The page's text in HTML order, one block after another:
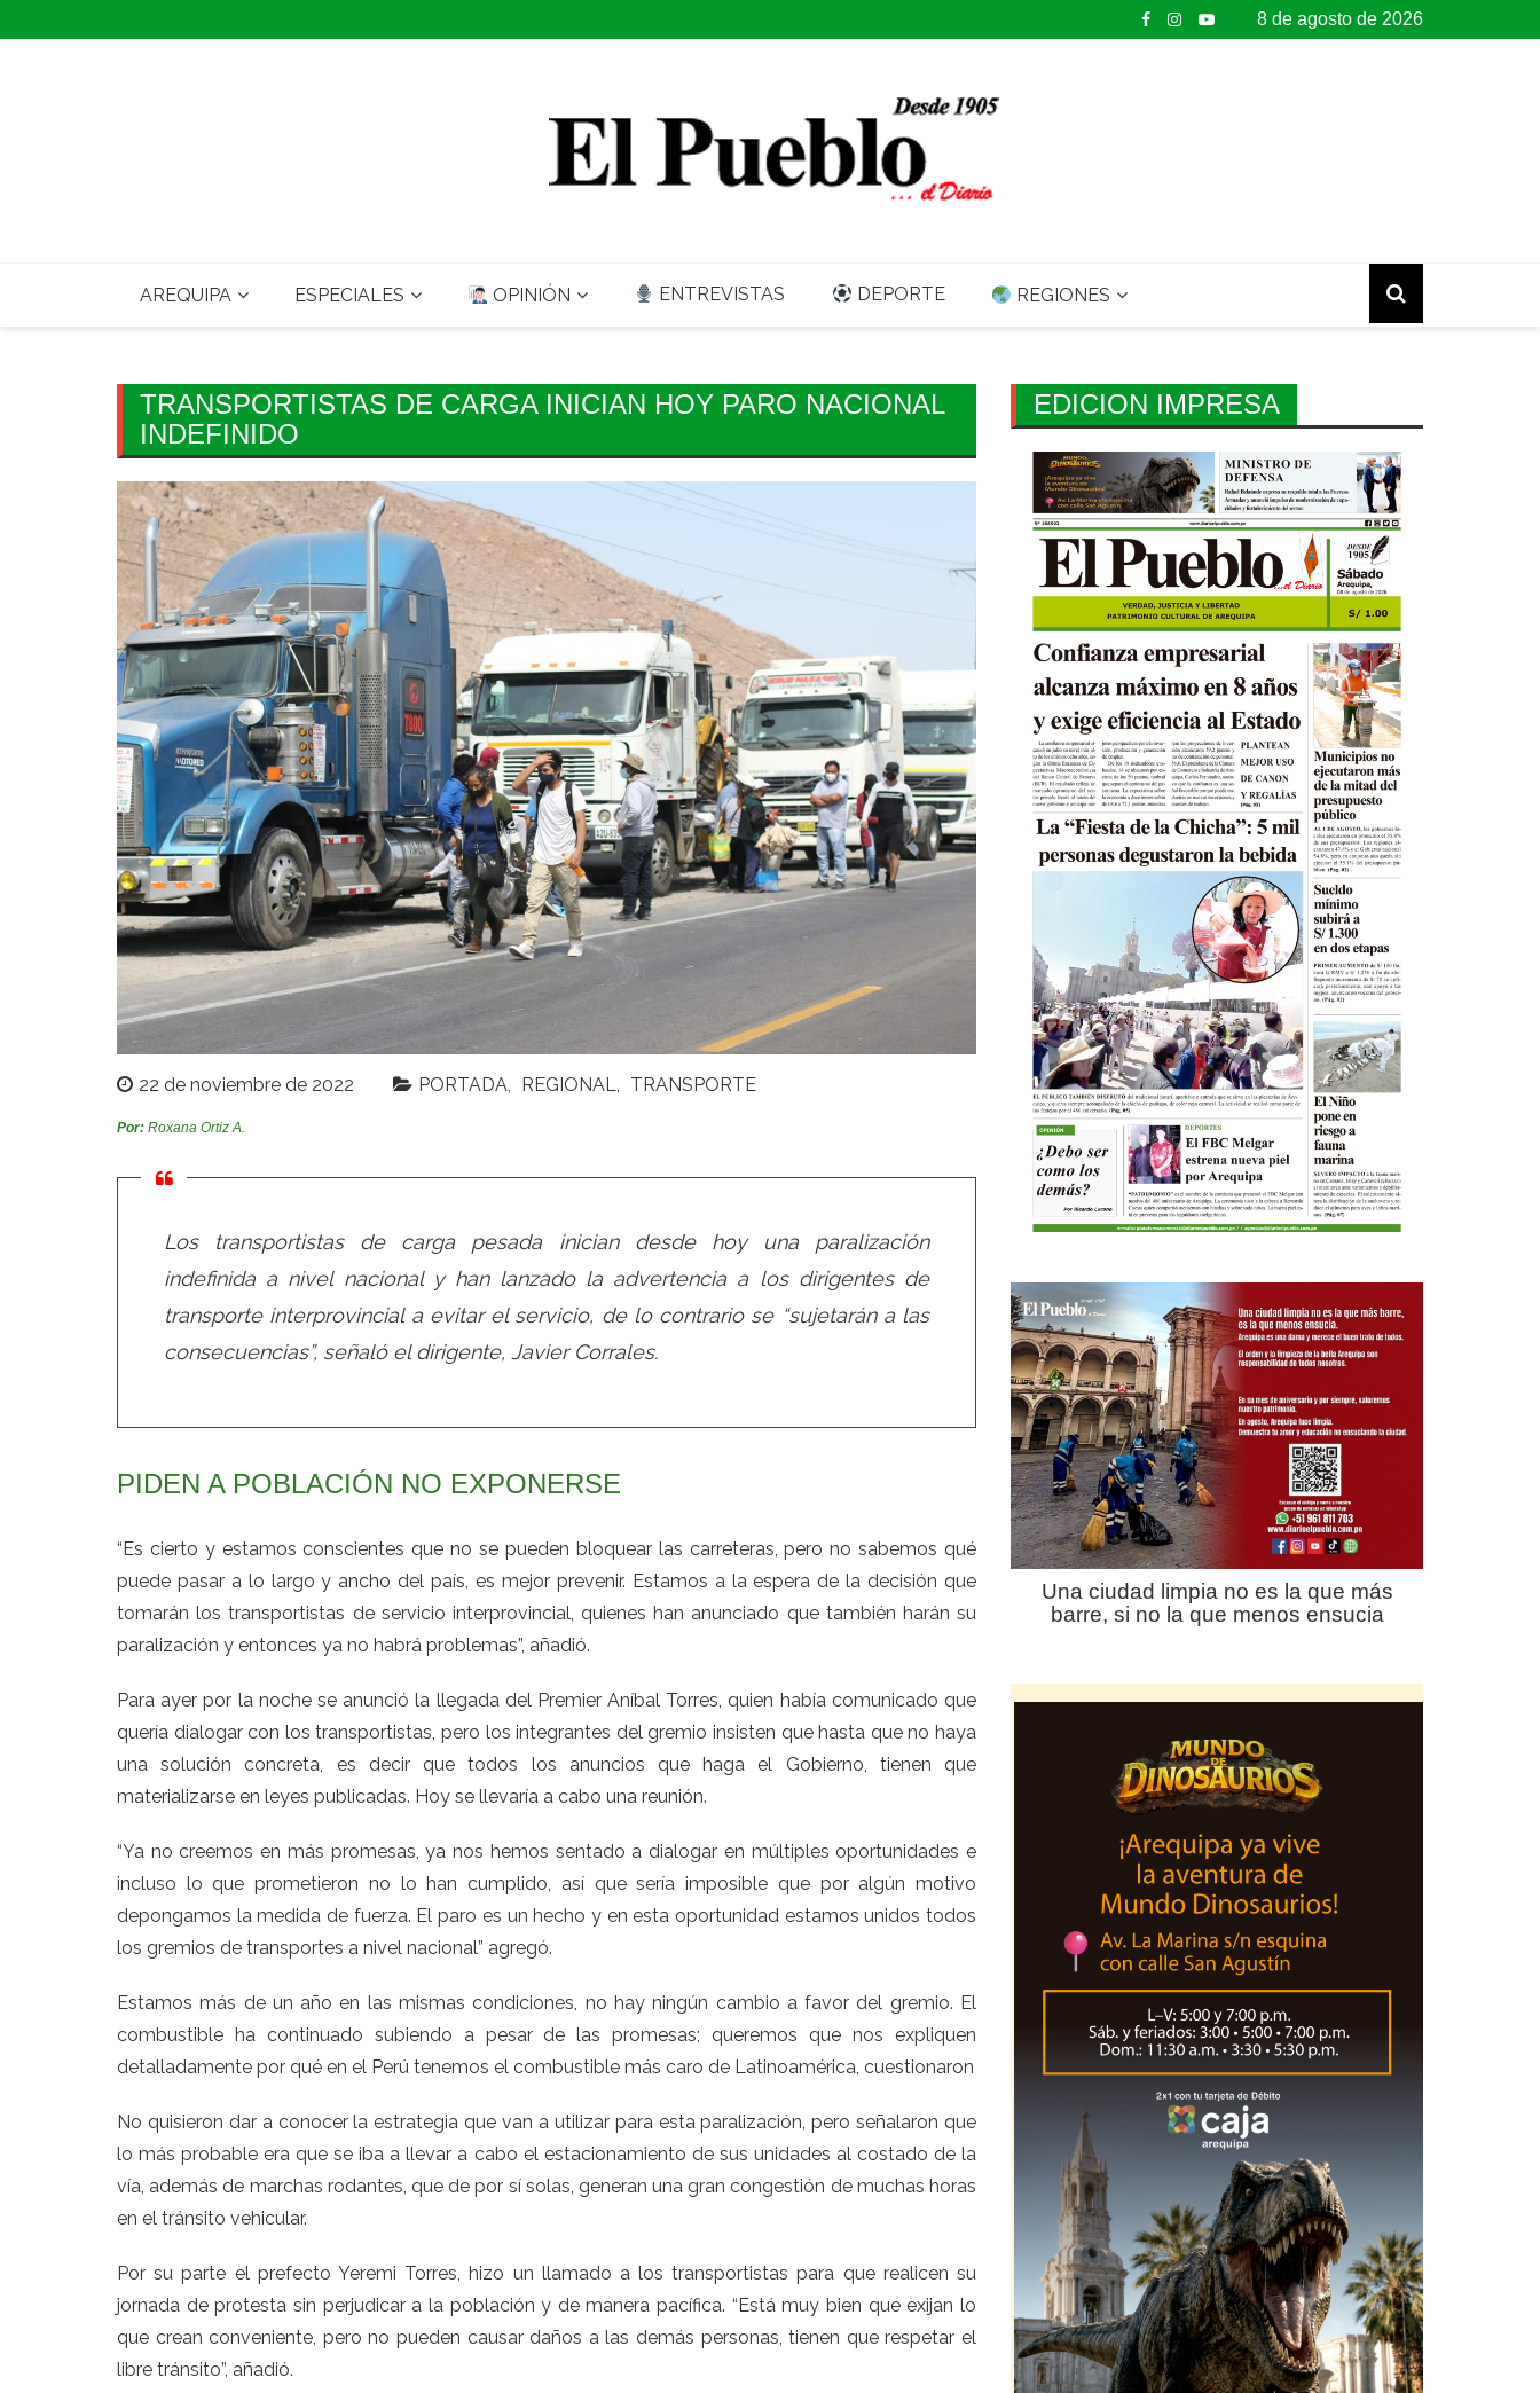
to
8 de agosto de 2026
AREQUIPA ESPECIALES OPINIÓN ENTREVISTAS DEPORTE REGIONES
TRANSPORTISTAS DE CARGA INICIAN HOY PARO NACIONAL
INDEFINIDO
22 de noviembre de 2022 PORTADA REGIONAL TRANSPORTE
Por: Roxana Ortiz A.
Los transportistas de carga pesada inician desde hoy una paralización
indefinida a nivel nacional y han lanzado la advertencia a los dirigentes de
transporte interprovincial a evitar el servicio, de lo contrario se “sujetarán a las
consecuencias”, señaló el dirigente, Javier Corrales.
PIDEN A POBLACIÓN NO EXPONERSE
“Es cierto y estamos conscientes que no se pueden bloquear las carreteras, pero no sabemos qué
puede pasar a lo largo y ancho del país, es mejor prevenir. Estamos a la espera de la decisión que
tomarán los transportistas de servicio interprovincial, quienes han anunciado que también harán su
paralización y entonces ya no habrá problemas”, añadió.
Para ayer por la noche se anunció la llegada del Premier Aníbal Torres, quien había comunicado que
quería dialogar con los transportistas, pero los integrantes del gremio insisten que hasta que no haya
una solución concreta, es decir que todos los anuncios que haga el Gobierno, tienen que
materializarse en leyes publicadas. Hoy se llevaría a cabo una reunión.
“Ya no creemos en más promesas, ya nos hemos sentado a dialogar en múltiples oportunidades e
incluso lo que prometieron no lo han cumplido, así que sería imposible que por algún motivo
depongamos la medida de fuerza. El paro es un hecho y en esta oportunidad estamos unidos todos
los gremios de transportes a nivel nacional” agregó.
Estamos más de un año en las mismas condiciones, no hay ningún cambio a favor del gremio. El
combustible ha continuado subiendo a pesar de las promesas; queremos que nos expliquen
detalladamente por qué en el Perú tenemos el combustible más caro de Latinoamérica, cuestionaron
No quisieron dar a conocer la estrategia que van a utilizar para esta paralización, pero señalaron que
lo más probable era que se iba a llevar a cabo el estacionamiento de sus unidades al costado de la
vía, además de marchas rodantes, que de por sí solas, generan una gran congestión de muchas horas
en el tránsito vehicular.
Por su parte el prefecto Yeremi Torres, hizo un llamado a los transportistas para que realicen su
jornada de protesta sin perjudicar a la población y de manera pacífica. “Está muy bien que exijan lo
que crean conveniente, pero no pueden causar daños a las demás personas, tienen que respetar el
libre tránsito”, añadió.
EDICION IMPRESA
Una ciudad limpia no es la que más
barre, si no la que menos ensucia